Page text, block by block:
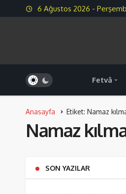
6 Ağustos 2026 -
Fetvâ
Anasayfa Etiket: Namaz
Namaz
SON YAZILAR